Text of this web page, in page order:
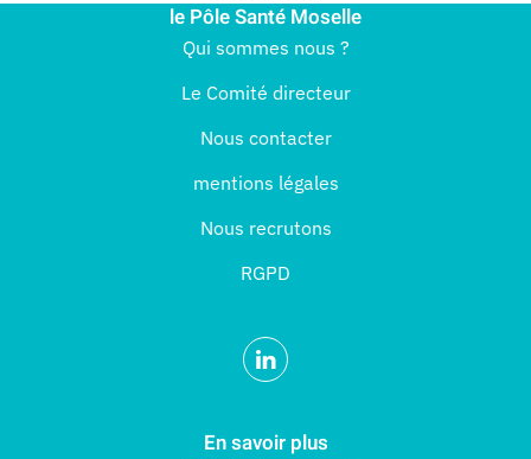
le Pôle Santé Moselle
Qui sommes nous ?
Le Comité directeur
Nous contacter
mentions légales
Nous recrutons
RGPD
En savoir plus